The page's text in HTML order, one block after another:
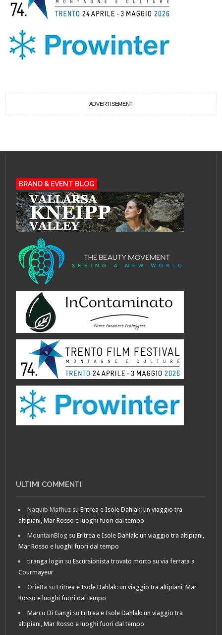
ADVERTISEMENT
BRAND & EVENT BLOG
ULTIMI COMMENTI
Naquib Mafhuz suEritrea e Isole Dahlak: un viaggio tra
altipiani, Mar Rosso e luoghi fuori dal tempo
MountainBlog suEritrea e Isole Dahlak: un viaggio tra altipiani,
Mar Rosso e luoghi fuori dal tempo
tiranga login suEscursionista trovato morto su via ferrata a
Courmayeur
Orietta suEritrea e Isole Dahlak: un viaggio tra altipiani, Mar
Rosso e luoghi fuori dal tempo
Marco Di Gangi suEritrea e Isole Dahlak: un viaggio tra
altipiani, Mar Rosso e luoghi fuori dal tempo